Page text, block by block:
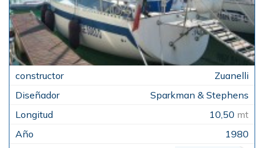
Zuanelli
Sparkman & Stephens
10,50 mt
1980